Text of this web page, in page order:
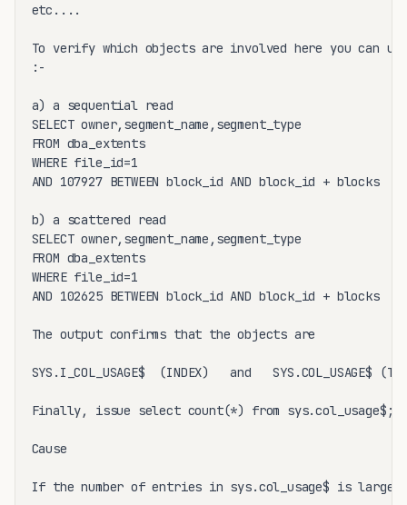
etc....
To verify which objects are involved here you can
:-
a) a sequential read
SELECT owner,segment_name,segment_type
FROM dba_extents
WHERE file_id=1
AND 107927 BETWEEN block_id AND block_id + blocks
b) a scattered read
SELECT owner,segment_name,segment_type
FROM dba_extents
WHERE file_id=1
AND 102625 BETWEEN block_id AND block_id + blocks
The output confirms that the objects are
SYS.I_COL_USAGE$  (INDEX)   and   SYS.COL_USAGE$
Finally, issue select count(*) from sys.col_usage$;
Cause
If the number of entries in sys.col_usage$ is